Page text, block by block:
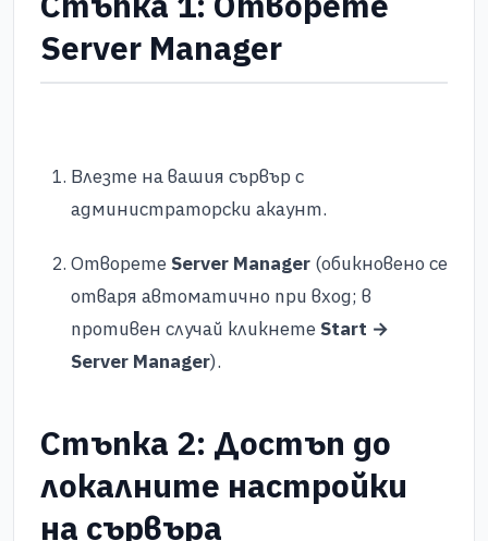
Server Manager
Влезте на вашия сървър с
администраторски акаунт.
Отворете Server Manager (обикновено се
отваря автоматично при вход; в
противен случай кликнете Start →
Server Manager).
Стъпка 2: Достъп до
локалните настройки
на сървъра